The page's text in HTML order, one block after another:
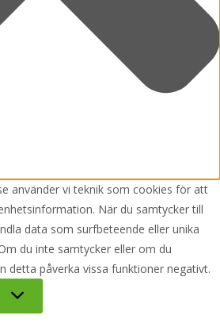
använder vi teknik som cookies för att
När du samtycker till
data som surfbeteende eller unika
du inte samtycker eller om du
detta påverka vissa funktioner negativt.